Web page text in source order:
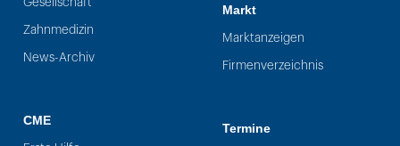
Zahnmedizin
News-Archiv
CME
Markt
Marktanzeigen
Firmenverzeichnis
Termine